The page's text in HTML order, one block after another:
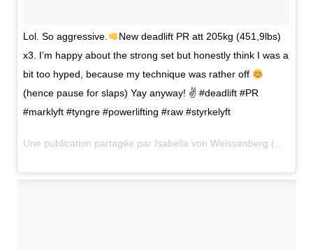
Lol. So aggressive.
New deadlift PR att 205kg (451,9lbs)
x3. I’m happy about the strong set but honestly think I was a
bit too hyped, because my technique was rather off
(hence pause for slaps) Yay anyway! ✌ #deadlift #PR
#marklyft #tyngre #powerlifting #raw #styrkelyft
Une publication partagée par Isabella von Weissenberg (@ivweissenberg) le